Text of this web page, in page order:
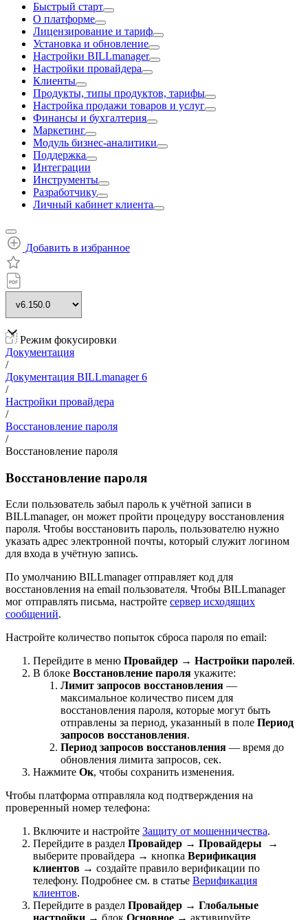
Быстрый старт
О платформе
Лицензирование и тариф
Установка и обновление
Настройки BILLmanager
Настройки провайдера
Клиенты
Продукты, типы продуктов, тарифы
Настройка продажи товаров и услуг
Финансы и бухгалтерия
Маркетинг
Модуль бизнес-аналитики
Поддержка
Интеграции
Инструменты
Разработчику
Личный кабинет клиента
Добавить в избранное
Режим фокусировки
Документация
/
Документация BILLmanager 6
/
Настройки провайдера
/
Восстановление пароля
/
Восстановление пароля
Восстановление пароля
Если пользователь забыл пароль к учётной записи в
BILLmanager, он может пройти процедуру восстановления
пароля. Чтобы восстановить пароль, пользователю нужно
указать адрес электронной почты, который служит логином
для входа в учётную запись.
По умолчанию BILLmanager отправляет код для
восстановления на email пользователя. Чтобы BILLmanager
мог отправлять письма, настройте сервер исходящих
сообщений.
Настройте количество попыток сброса пароля по email:
Перейдите в меню Провайдер → Настройки паролей.
В блоке Восстановление пароля укажите:
Лимит запросов восстановления —
максимальное количество писем для
восстановления пароля, которые могут быть
отправлены за период, указанный в поле Период
запросов восстановления.
Период запросов восстановления — время до
обновления лимита запросов, сек.
Нажмите Ок, чтобы сохранить изменения.
Чтобы платформа отправляла код подтверждения на
проверенный номер телефона:
Включите и настройте Защиту от мошенничества.
Перейдите в раздел Провайдер → Провайдеры
→
выберите провайдера → кнопка Верификация
клиентов → создайте правило верификации по
телефону. Подробнее см. в статье Верификация
клиентов.
Перейдите в раздел Провайдер → Глобальные